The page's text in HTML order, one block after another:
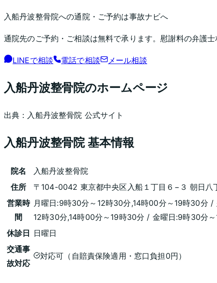
入船丹波整骨院への通院・ご予約は事故ナビへ
通院先のご予約・ご相談は無料で承ります。慰謝料の弁護
LINEで相談 電話で相談 メール相談
入船丹波整骨院のホームページ
出典： 入船丹波整骨院 公式サイト
入船丹波整骨院基本情報
院名
入船丹波整骨院
住所
〒104-0042 東京都中央区入船１丁目６−３ 朝日八
営業時
間
月曜日:9時30分～12時30分,14時00分～19時30分
12時30分,14時00分～19時30分 / 金曜日:9時30分
休診日 日曜日
交通事
故対応
対応可（自賠責保険適用・窓口負担0円）